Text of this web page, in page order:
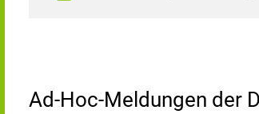
Ad-Hoc-Meldungen der